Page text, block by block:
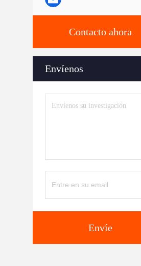
Contacto ahora
Envíenos
Envíe